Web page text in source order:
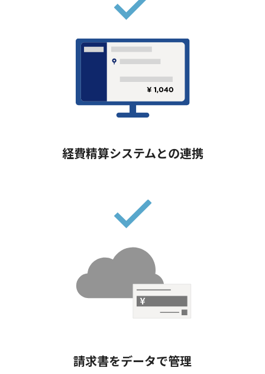
経費精算システムとの連携
請求書をデータで管理